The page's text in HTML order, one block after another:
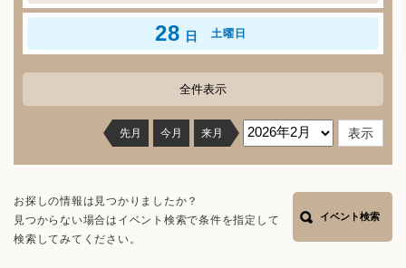
28 日 土曜日
全件表示
先月 今月 来月
お探しの情報は見つかりましたか？
見つからない場合はイベント検索で条件を指定して
検索してみてください。
イベント検索